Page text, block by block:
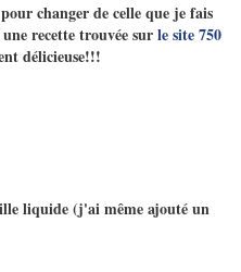
changer de celle que je fais
recette trouvée surle site 750
délicieuse!!!
liquide (j'ai même ajouté un